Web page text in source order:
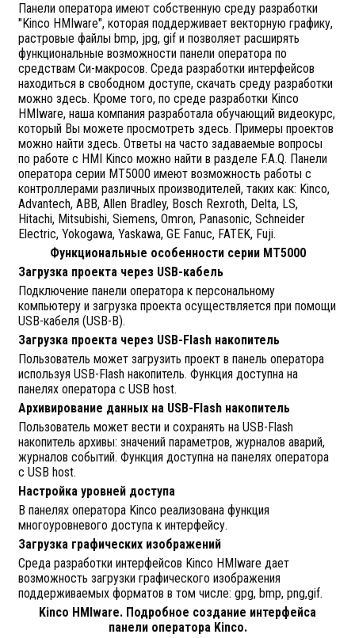
Панели оператора имеют собственную среду разработки
"Kinco HMIware", которая поддерживает векторную графику,
растровые файлы bmp, jpg, gif и позволяет расширять
функциональные возможности панели оператора по
средствам Си-макросов. Среда разработки интерфейсов
находиться в свободном доступе, скачать среду разработки
можно здесь. Кроме того, по среде разработки Kinco
HMIware, наша компания разработала обучающий видеокурс,
который Вы можете просмотреть здесь. Примеры проектов
можно найти здесь. Ответы на часто задаваемые вопросы
по работе с HMI Kinco можно найти в разделе F.A.Q. Панели
оператора серии MT5000 имеют возможность работы с
контроллерами различных производителей, таких как: Kinco,
Advantech, ABB, Allen Bradley, Bosch Rexroth, Delta, LS,
Hitachi, Mitsubishi, Siemens, Omron, Panasonic, Schneider
Electric, Yokogawa, Yaskawa, GE Fanuc, FATEK, Fuji.
Функциональные особенности серии МТ5000
Загрузка проекта через USB-кабель
Подключение панели оператора к персональному
компьютеру и загрузка проекта осуществляется при помощи
USB-кабеля (USB-B).
Загрузка проекта через USB-Flash накопитель
Пользователь может загрузить проект в панель оператора
используя USB-Flash накопитель. Функция доступна на
панелях оператора с USB host.
Архивирование данных на USB-Flash накопитель
Пользователь может вести и сохранять на USB-Flash
накопитель архивы: значений параметров, журналов аварий,
журналов событий. Функция доступна на панелях оператора
с USB host.
Настройка уровней доступа
В панелях оператора Kinco реализована функция
многоуровневого доступа к интерфейсу.
Загрузка графических изображений
Среда разработки интерфейсов Kinco HMIware дает
возможность загрузки графического изображения
поддерживаемых форматов в том числе: gpg, bmp, png,gif.
Kinco HMIware. Подробное создание интерфейса
панели оператора Kinco.